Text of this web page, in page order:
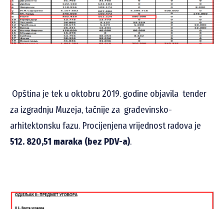
Opština je tek u oktobru 2019. godine objavila tender
za izgradnju Muzeja, tačnije za građevinsko-
arhitektonsku fazu. Procijenjena vrijednost radova je
512. 820,51 maraka (bez PDV-a).